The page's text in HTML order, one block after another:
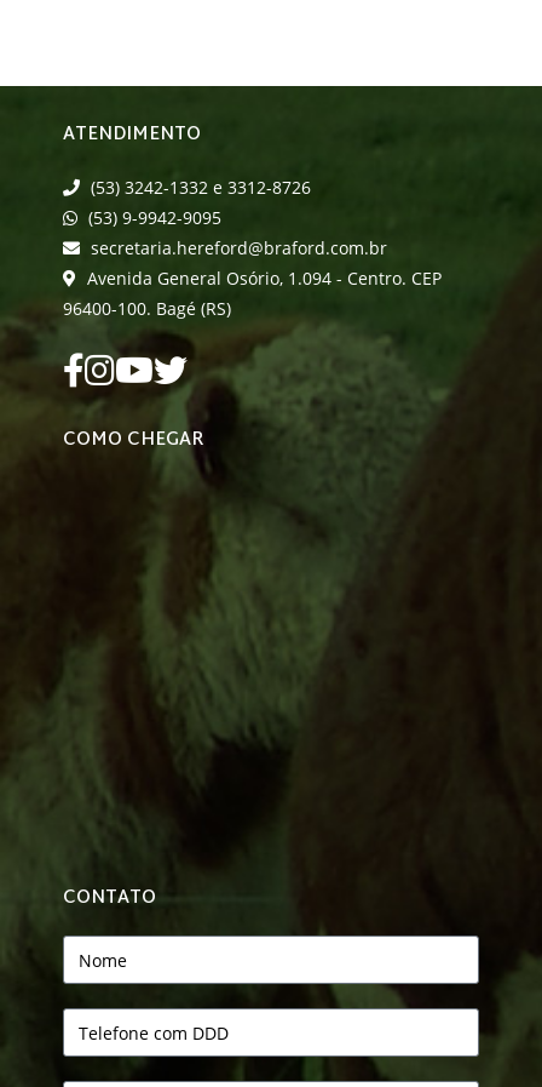
ATENDIMENTO
(53) 3242-1332 e 3312-8726
(53) 9-9942-9095
secretaria.hereford@braford.com.br
Avenida General Osório, 1.094 - Centro. CEP
96400-100. Bagé (RS)
COMO CHEGAR
CONTATO